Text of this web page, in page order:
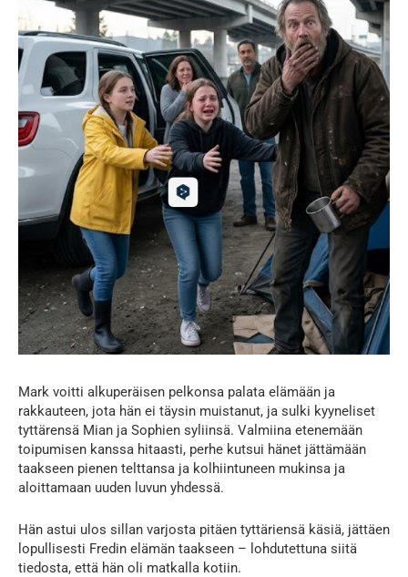
Mark voitti alkuperäisen pelkonsa palata elämään ja
rakkauteen, jota hän ei täysin muistanut, ja sulki kyyneliset
tyttärensä Mian ja Sophien syliinsä. Valmiina etenemään
toipumisen kanssa hitaasti, perhe kutsui hänet jättämään
taakseen pienen telttansa ja kolhiintuneen mukinsa ja
aloittamaan uuden luvun yhdessä.
Hän astui ulos sillan varjosta pitäen tyttäriensä käsiä, jättäen
lopullisesti Fredin elämän taakseen – lohdutettuna siitä
tiedosta, että hän oli matkalla kotiin.